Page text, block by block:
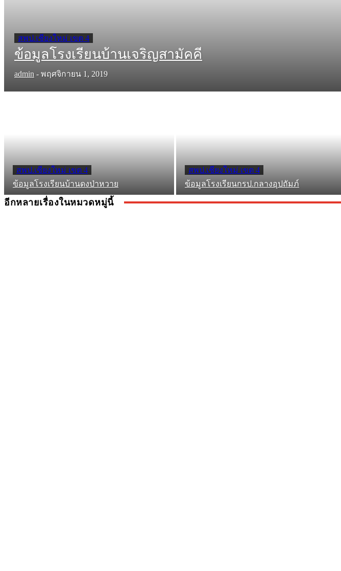
สพป.เชียงใหม่ เขต 4
ข้อมูลโรงเรียนบ้านเจริญสามัคคี
admin - พฤศจิกายน 1, 2019
สพป.เชียงใหม่ เขต 4
ข้อมูลโรงเรียนบ้านดงป่าหวาย
สพป.เชียงใหม่ เขต 4
ข้อมูลโรงเรียนกรป.กลางอุปถัมภ์
อีกหลายเรื่องในหมวดหมู่นี้